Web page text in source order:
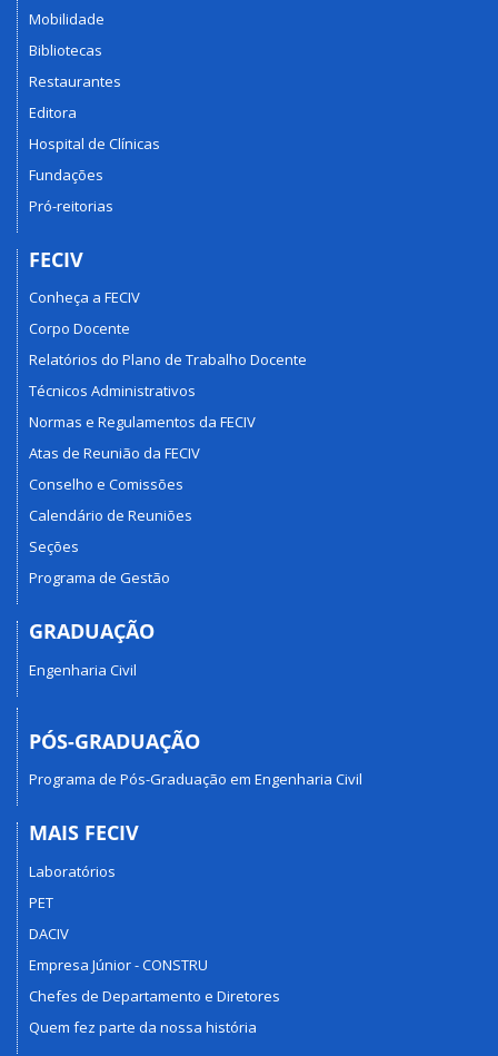
Mobilidade
Bibliotecas
Restaurantes
Editora
Hospital de Clínicas
Fundações
Pró-reitorias
FECIV
Conheça a FECIV
Corpo Docente
Relatórios do Plano de Trabalho Docente
Técnicos Administrativos
Normas e Regulamentos da FECIV
Atas de Reunião da FECIV
Conselho e Comissões
Calendário de Reuniões
Seções
Programa de Gestão
GRADUAÇÃO
Engenharia Civil
PÓS-GRADUAÇÃO
Programa de Pós-Graduação em Engenharia Civil
MAIS FECIV
Laboratórios
PET
DACIV
Empresa Júnior - CONSTRU
Chefes de Departamento e Diretores
Quem fez parte da nossa história